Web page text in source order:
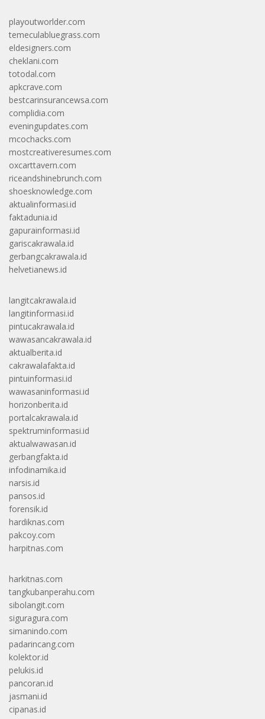
playoutworlder.com
temeculabluegrass.com
eldesigners.com
cheklani.com
totodal.com
apkcrave.com
bestcarinsurancewsa.com
complidia.com
eveningupdates.com
mcochacks.com
mostcreativeresumes.com
oxcarttavern.com
riceandshinebrunch.com
shoesknowledge.com
aktualinformasi.id
faktadunia.id
gapurainformasi.id
gariscakrawala.id
gerbangcakrawala.id
helvetianews.id
langitcakrawala.id
langitinformasi.id
pintucakrawala.id
wawasancakrawala.id
aktualberita.id
cakrawalafakta.id
pintuinformasi.id
wawasaninformasi.id
horizonberita.id
portalcakrawala.id
spektruminformasi.id
aktualwawasan.id
gerbangfakta.id
infodinamika.id
narsis.id
pansos.id
forensik.id
hardiknas.com
pakcoy.com
harpitnas.com
harkitnas.com
tangkubanperahu.com
sibolangit.com
siguragura.com
simanindo.com
padarincang.com
kolektor.id
pelukis.id
pancoran.id
jasmani.id
cipanas.id